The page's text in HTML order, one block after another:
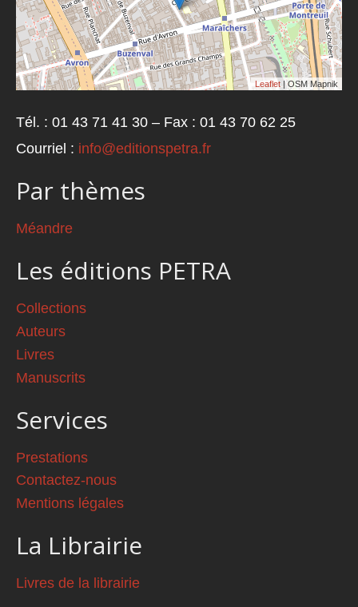
Leaflet | OSM Mapnik
Tél. : 01 43 71 41 30 – Fax : 01 43 70 62 25
Courriel : info@editionspetra.fr
Par thèmes
Méandre
Les éditions PETRA
Collections
Auteurs
Livres
Manuscrits
Services
Prestations
Contactez-nous
Mentions légales
La Librairie
Livres de la librairie